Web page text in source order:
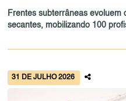
Frentes subterrâneas evoluem
secantes, mobilizando 100
31 DE JULHO 2026